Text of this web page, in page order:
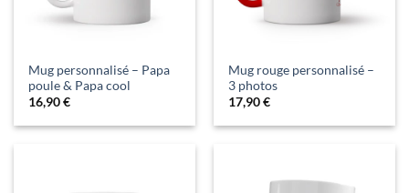
Mug personnalisé – Papa
poule & Papa cool
16,90€
Mug rouge personnalisé –
3 photos
17,90€